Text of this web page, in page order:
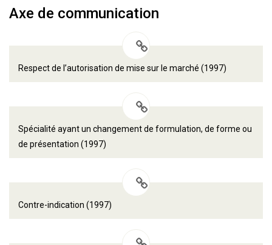
Axe de communication
Respect de l’autorisation de mise sur le marché (1997)
Spécialité ayant un changement de formulation, de forme ou
de présentation (1997)
Contre-indication (1997)